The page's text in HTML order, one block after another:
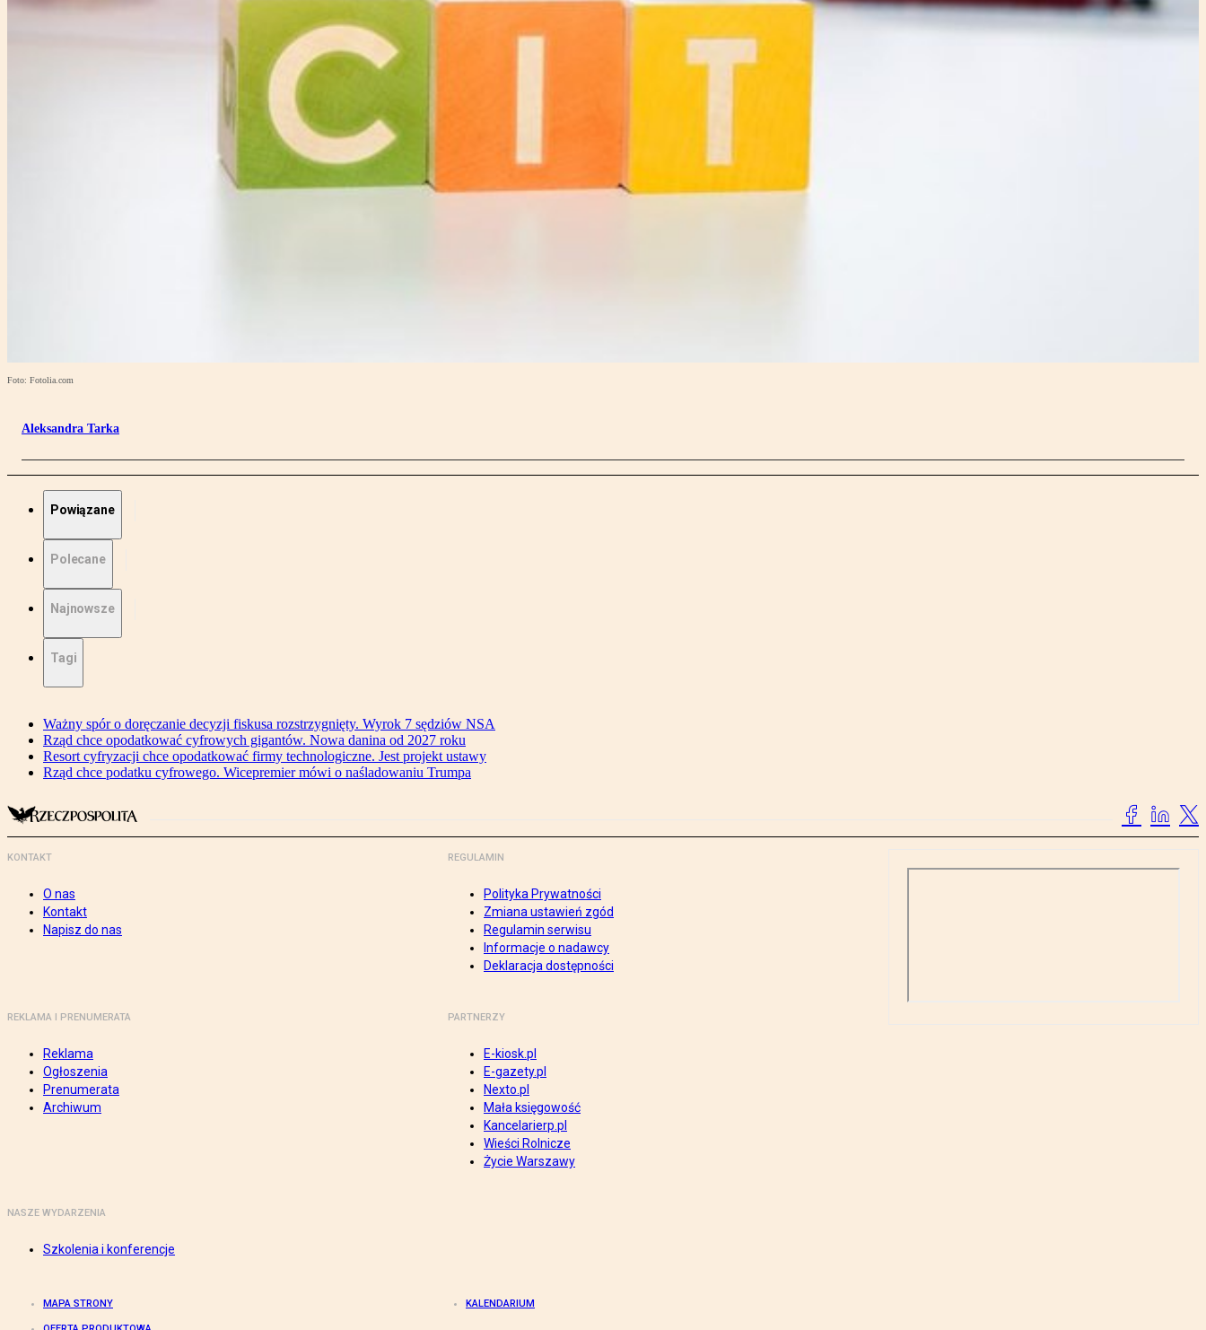
Foto: Fotolia.com
Aleksandra Tarka
Powiązane
Polecane
Najnowsze
Tagi
Ważny spór o doręczanie decyzji fiskusa rozstrzygnięty. Wyrok 7 sędziów NSA
Rząd chce opodatkować cyfrowych gigantów. Nowa danina od 2027 roku
Resort cyfryzacji chce opodatkować firmy technologiczne. Jest projekt ustawy
Rząd chce podatku cyfrowego. Wicepremier mówi o naśladowaniu Trumpa
KONTAKT
O nas
Kontakt
Napisz do nas
REGULAMIN
Polityka Prywatności
Zmiana ustawień zgód
Regulamin serwisu
Informacje o nadawcy
Deklaracja dostępności
REKLAMA I PRENUMERATA
Reklama
Ogłoszenia
Prenumerata
Archiwum
PARTNERZY
E-kiosk.pl
E-gazety.pl
Nexto.pl
Mała księgowość
Kancelarierp.pl
Wieści Rolnicze
Życie Warszawy
NASZE WYDARZENIA
Szkolenia i konferencje
MAPA STRONY KALENDARIUM